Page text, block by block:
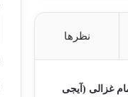
نظرها
غزالی (آیجی